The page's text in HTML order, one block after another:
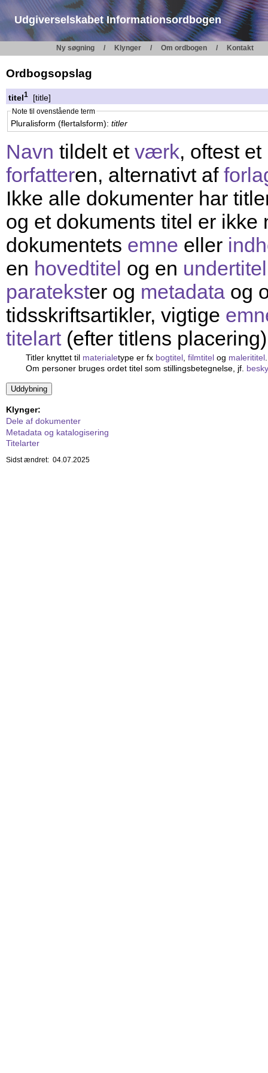
Udgiverselskabet Informationsordbogen
Ny søgning Klynger Om ordbogen Kontakt
Ordbogsopslag
titel1 [title]
Note til ovenstående term
Pluralisform (flertalsform): titler
Navn tildelt et værk, oftest
forfatteren, alternativt af
Ikke alle dokumenter har
og et dokuments titel er
dokumentets emne eller
en hovedtitel og en undertitel
paratekster og metadata og
tidsskriftsartikler, vigtige
titelart(efter titlens
Titler knyttet til materialetype er fx bogtitel, filmtitelog malerititel.
Om personer bruges ordet titel som stillingsbetegnelse, jf.
Klynger:
Dele af dokumenter
Metadata og katalogisering
Titelarter
Sidst ændret: 04.07.2025